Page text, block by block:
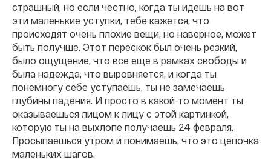
страшный, но если честно, когда ты идешь на вот
эти маленькие уступки, тебе кажется, что
происходят очень плохие вещи, но наверное, может
быть получше. Этот перескок был очень резкий,
было ощущение, что все еще в рамках свободы и
была надежда, что выровняется, и когда ты
понемногу себе уступаешь, ты не замечаешь
глубины падения. И просто в какой-то момент ты
оказываешься лицом к лицу с этой картинкой,
которую ты на выхлопе получаешь 24 февраля.
Просыпаешься утром и понимаешь, что это цепочка
маленьких шагов.